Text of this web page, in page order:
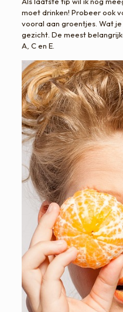
moet drinken! Probeer ook
vooral aan groentjes. Wat
gezicht. De meest
A, C en E.